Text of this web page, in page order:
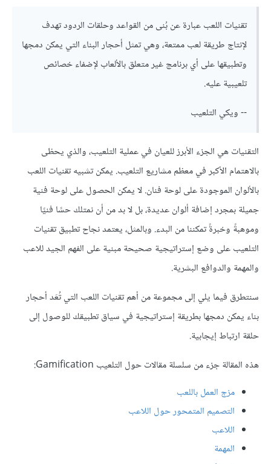
تقنيات اللعب عبارة عن بُنى من القواعد وحلقات الردود تهدف
لإنتاج طريقة لعب ممتعة، وهي تمثل أحجار البناء التي يمكن دمجها
وتطبيقها على أي برنامج غير متعلق بالألعاب لإضفاء خصائص
تلعيبية عليه.
-- ويكي التلعيب
التقنيات هي الجزء الأبرز للعيان في عملية التلعيب، والذي يحظى
بالاهتمام الأكبر في معظم مشاريع التلعيب. يمكن تشبيه تقنيات اللعب
بالألوان الموجودة على لوحة فنان. لا يمكن الحصول على لوحة فنية
جميلة بمجرد إضافة ألوان عديدة، بل لا بد من أن نمتلك حسًا فنيًا
وموهبةً وخبرةً تمكننا من البدء. وبالمثل، يعتمد نجاح تطبيق تقنيات
التلعيب على وضع إستراتيجية صحيحة مبنية على الفهم الجيد للاعب
والمهمة والدوافع البشرية.
سنتطرق فيما يلي إلى مجموعة من أهم تقنيات اللعب التي تُعَد أحجار
بناء يمكن دمجها بطريقة إستراتيجية في سياق تطبيقك للوصول إلى
حلقة ارتباط إيجابية.
هذه المقالة جزء من سلسلة مقالات حول التلعيب Gamification:
مزج العمل باللعب
التصميم المتمحور حول اللاعب
اللاعب
المهمة